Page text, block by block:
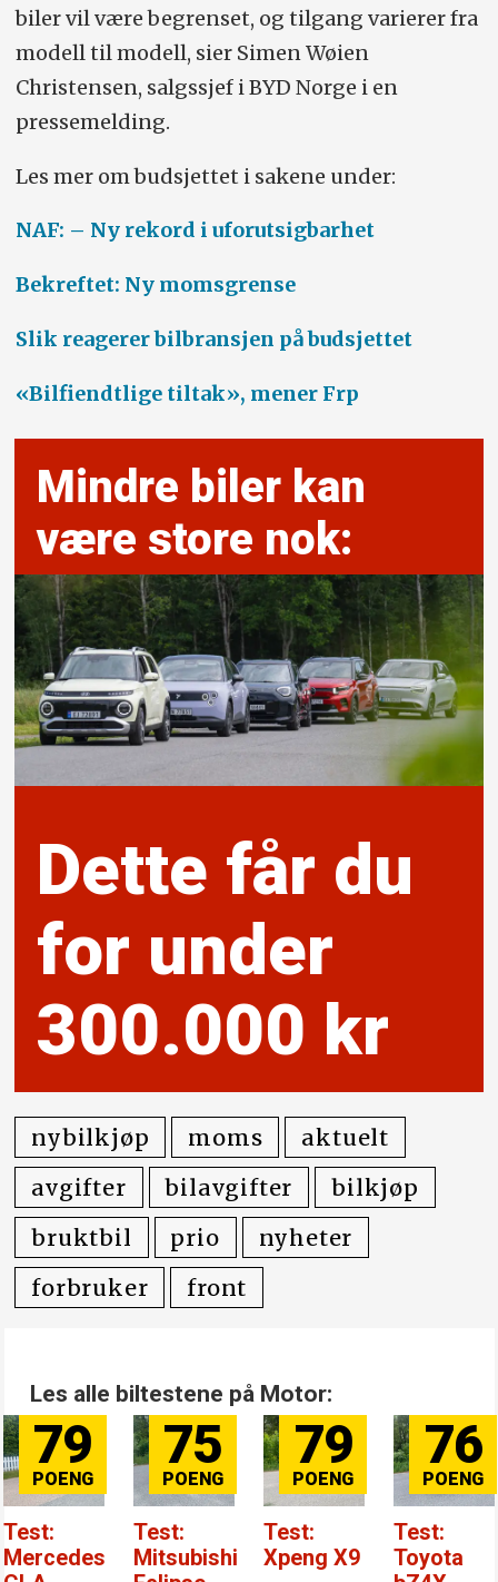
biler vil være begrenset, og tilgang varierer fra
modell til modell, sier Simen Wøien
Christensen, salgssjef i BYD Norge i en
pressemelding.
Les mer om budsjettet i sakene under:
NAF: – Ny rekord i uforutsigbarhet
Bekreftet: Ny momsgrense
Slik reagerer bilbransjen på budsjettet
«Bilfiendtlige tiltak», mener Frp
Mindre biler kan
være store nok:
Dette får du
for under
300.000 kr
nybilkjøp moms
aktuelt
avgifter
bilavgifter
bilkjøp
bruktbil
prio
nyheter
forbruker
front
Les alle biltestene på Motor:
79
Test:
Mercedes
75
Test:
Mitsubishi
79
Test:
Xpeng X9
76
Test:
Toyota